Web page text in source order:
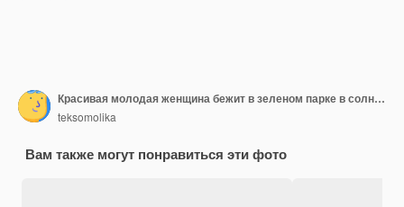
Красивая молодая женщина бежит в зеленом парке в солнечный летний день
teksomolika
Вам также могут понравиться эти фото